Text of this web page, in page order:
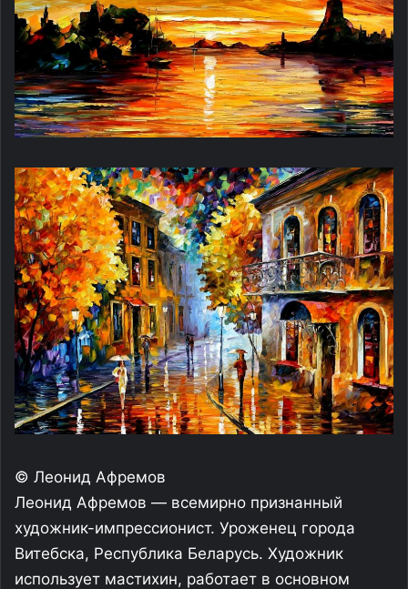
© Леонид Афремов
Леонид Афремов — всемирно признанный
художник-импрессионист. Уроженец города
Витебска, Республика Беларусь. Художник
использует мастихин, работает в основном